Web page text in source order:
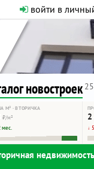
войти в
Никакого
он
новостроек
М² · ВТОРИЧКА
₽/м²
мес.
↓
недвижимость